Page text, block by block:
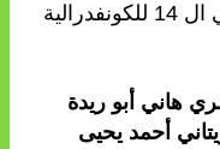
52 وذلك خلال الجمع العام الاستثنائي ال 14 للكونفدرالية
هاني أبو ريدة
أحمد يحيى